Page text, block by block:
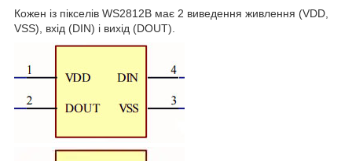
Кожен із пікселів WS2812B має 2 виведення живлення (VDD,
VSS), вхід (DIN) і вихід (DOUT).